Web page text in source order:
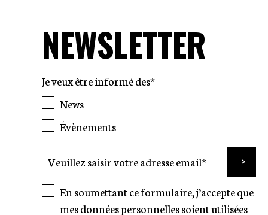
NEWSLETTER
Je veux être informé des*
News
Évènements
En soumettant ce formulaire, j’accepte que
mes données personnelles soient utilisées